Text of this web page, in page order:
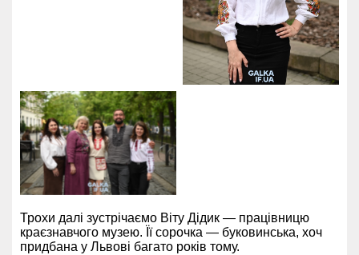
Трохи далі зустрічаємо Віту Дідик — працівницю
краєзнавчого музею. Її сорочка — буковинська, хоч
придбана у Львові багато років тому.